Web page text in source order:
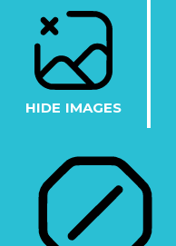
HIDE IMAGES